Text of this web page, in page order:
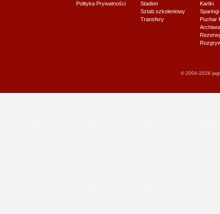
Polityka Prywatności
Stadion
Sztab szkoleniowy
Transfery
Kartki
Sparingi
Puchar
© 2004-2026